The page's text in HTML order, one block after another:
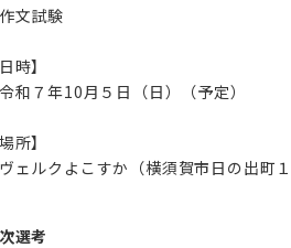
文試験
時】
和７年10月５日（日）（予定）
所】
ェルクよこすか（横須賀市日の出町１
選考